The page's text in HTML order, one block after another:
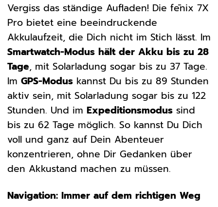
Vergiss das ständige Aufladen! Die fēnix 7X
Pro bietet eine beeindruckende
Akkulaufzeit, die Dich nicht im Stich lässt. Im
Smartwatch-Modus hält der Akku bis zu 28
Tage, mit Solarladung sogar bis zu 37 Tage.
Im GPS-Modus kannst Du bis zu 89 Stunden
aktiv sein, mit Solarladung sogar bis zu 122
Stunden. Und im Expeditionsmodus sind
bis zu 62 Tage möglich. So kannst Du Dich
voll und ganz auf Dein Abenteuer
konzentrieren, ohne Dir Gedanken über
den Akkustand machen zu müssen.
Navigation: Immer auf dem richtigen Weg